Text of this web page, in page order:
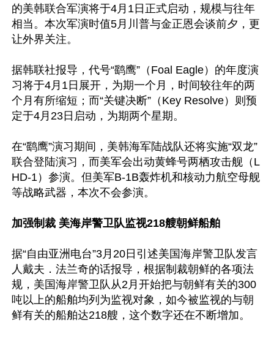
的美韩联合军演将于4月1日正式启动，规模与往年
相当。本次军演时值5月川普与金正恩会谈前夕，更
让外界关注。
据韩联社报导，代号“鹞鹰”（Foal Eagle）的年度演
习将于4月1日展开，为期一个月，时间较往年的两
个月有所缩短；而“关键决断”（Key Resolve）则预
定于4月23日启动，为期两个星期。
在“鹞鹰”演习期间，美韩海军陆战队还将实施“双龙”
联合登陆演习，而美军会出动黄蜂号两栖攻击舰（L
HD-1）参演。但美军B-1B轰炸机和核动力航空母舰
等战略武器，本次不会参演。
加强制裁 美海岸警卫队监视218艘朝鲜船舶
据“自由亚洲电台”3月20日引述美国海岸警卫队发言
人戴夫．法兰奇的话报导，根据制裁朝鲜的各项法
规，美国海岸警卫队从2月开始把与朝鲜有关的300
吨以上的船舶均列为监视对象，如今被监视的与朝
鲜有关的船舶达218艘，这个数字还在不断增加。